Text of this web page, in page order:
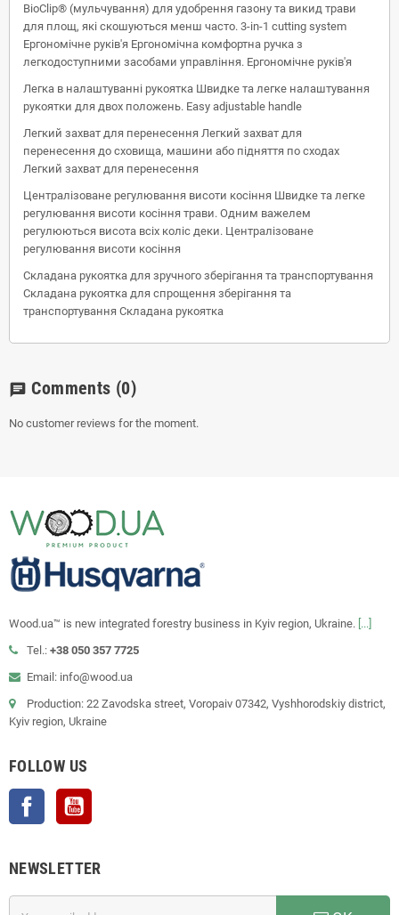
BioClip® (мульчування) для удобрення газону та викид трави
для площ, які скошуються менш часто. 3-in-1 cutting system
Ергономічне руків'я Ергономічна комфортна ручка з
легкодоступними засобами управління. Ергономічне руків'я
Легка в налаштуванні рукоятка Швидке та легке налаштування
рукоятки для двох положень. Easy adjustable handle
Легкий захват для перенесення Легкий захват для
перенесення до сховища, машини або підняття по сходах
Легкий захват для перенесення
Централізоване регулювання висоти косіння Швидке та легке
регулювання висоти косіння трави. Одним важелем
регулюються висота всіх коліс деки. Централізоване
регулювання висоти косіння
Складана рукоятка для зручного зберігання та транспортування
Складана рукоятка для спрощення зберігання та
транспортування Складана рукоятка
chat Comments (0)
No customer reviews for the moment.
Wood.ua™ is new integrated forestry business in Kyiv region, Ukraine. [...]
Tel.: +38 050 357 7725
Email: info@wood.ua
Production: 22 Zavodska street, Voropaiv 07342, Vyshhorodskiy district,
Kyiv region, Ukraine
FOLLOW US
Facebook
NEWSLETTER